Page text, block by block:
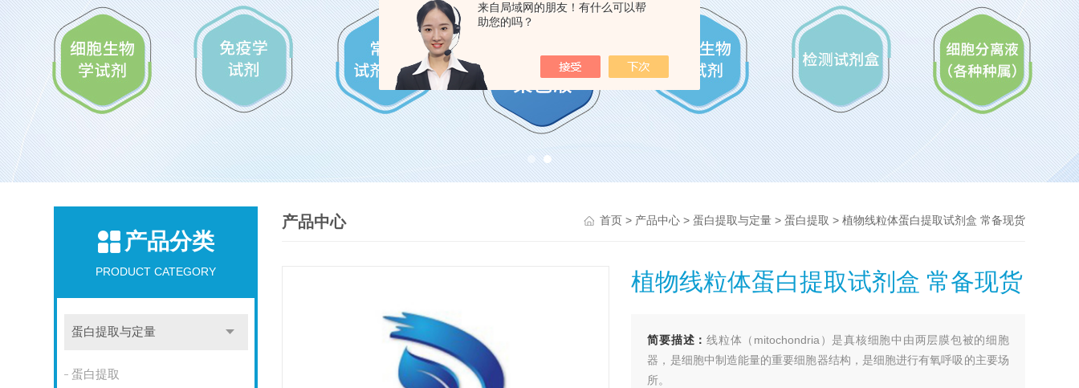
来自局域网的朋友！有什么可以帮
助您的吗？
产品分类
PRODUCT CATEGORY
蛋白提取与定量
蛋白提取
产品中心 首页> 产品中心> 蛋白提取与定量> 蛋白提取 > 植物线粒体蛋白提取试剂盒 常备现货
植物线粒体蛋白提取试剂盒 常备现货
简要描述：线粒体（mitochondria）是真核细胞中由两层膜包被的细胞
器，是细胞中制造能量的重要细胞器结构，是细胞进行有氧呼吸的主要场
所。